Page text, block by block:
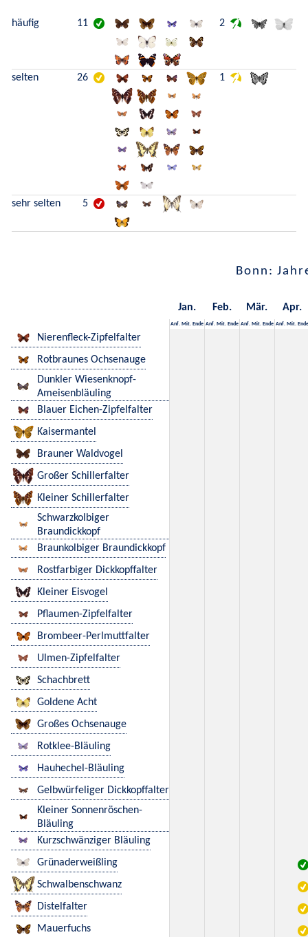
häufig 11 2
selten 26 1
sehr selten 5
Bonn:
Jan. Feb. Mär. Apr.
Anf. Mit. Ende Anf. Mit. Ende Anf. Mit. Ende Anf. Mit. Ende
Nierenfleck-Zipfelfalter
Rotbraunes Ochsenauge
Dunkler Wiesenknopf-
Ameisenbläuling
Blauer Eichen-Zipfelfalter
Kaisermantel
Brauner Waldvogel
Großer Schillerfalter
Kleiner Schillerfalter
Schwarzkolbiger
Braundickkopf
Braunkolbiger Braundickkopf
Rostfarbiger Dickkopffalter
Kleiner Eisvogel
Pflaumen-Zipfelfalter
Brombeer-Perlmuttfalter
Ulmen-Zipfelfalter
Schachbrett
Goldene Acht
Großes Ochsenauge
Rotklee-Bläuling
Hauhechel-Bläuling
Gelbwürfeliger Dickkopffalter
Kleiner Sonnenröschen-
Bläuling
Kurzschwänziger Bläuling
Grünaderweißling
Schwalbenschwanz
Distelfalter
Mauerfuchs